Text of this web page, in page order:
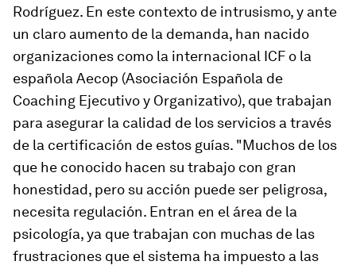
Rodríguez. En este contexto de intrusismo, y ante
un claro aumento de la demanda, han nacido
organizaciones como la internacional ICF o la
española Aecop (Asociación Española de
Coaching Ejecutivo y Organizativo), que trabajan
para asegurar la calidad de los servicios a través
de la certificación de estos guías. "Muchos de los
que he conocido hacen su trabajo con gran
honestidad, pero su acción puede ser peligrosa,
necesita regulación. Entran en el área de la
psicología, ya que trabajan con muchas de las
frustraciones que el sistema ha impuesto a las